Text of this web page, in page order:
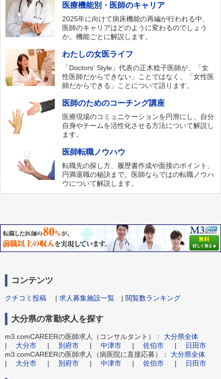
医療機能別・医師のキャリア
2025年に向けて病床機能の再編が行われる中、
医師のキャリアはどのように変わるのでしょう
か。機能ごとに解説します。
わたしの女医ライフ
「Doctors‘ Style」代表の正木稔子医師が、「女
性医師だからできない」ことではなく、「女性医
師だからできる」ことについて語ります。
医師のためのコーチング講座
医療現場のコミュニケーションを円滑にし、自分
自身やチームを活性化させる方法について解説し
ます。
医師転職ノウハウ
転職先の探し方、履歴書作成や面接のポイント、
円満退職の秘訣まで。医師ならではの転職ノウハ
ウについて解説します。
コンテンツ
クチコミ投稿 | 求人募集施設一覧 | 閲覧数ランキング
大分県の常勤求人を探す
m3.comCAREERの医師求人（コンサルタント）： 大分県全体
| 大分市 | 別府市 | 中津市 | 佐伯市 |
日田市
m3.comCAREERの医師求人（病医院に直接応募）： 大分県全体
| 大分市 | 別府市 | 中津市 | 佐伯市 | 日田市